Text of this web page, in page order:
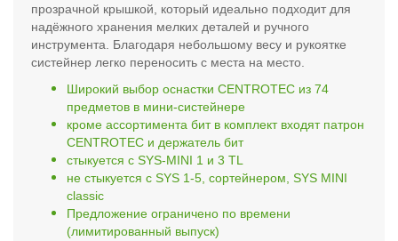
прозрачной крышкой, который идеально подходит для
надёжного хранения мелких деталей и ручного
инструмента. Благодаря небольшому весу и рукоятке
систейнер легко переносить с места на место.
Широкий выбор оснастки CENTROTEC из 74
предметов в мини-систейнере
кроме ассортимента бит в комплект входят патрон
CENTROTEC и держатель бит
стыкуется с SYS-MINI 1 и 3 TL
не стыкуется с SYS 1-5, сортейнером, SYS MINI
classic
Предложение ограничено по времени
(лимитированный выпуск)